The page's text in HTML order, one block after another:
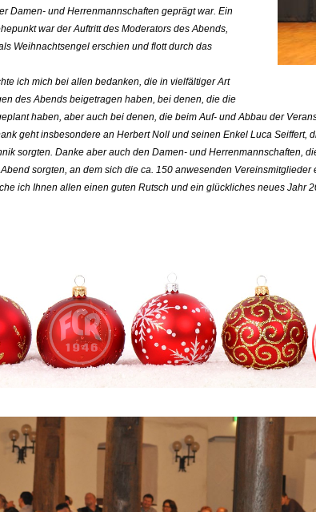
Damen- und Herrenmannschaften geprägt war. Ein
war der Auftritt des Moderators des Abends,
Weihnachtsengel erschien und flott durch das
ich mich bei allen bedanken, die in vielfältiger Art
des Abends beigetragen haben, bei denen, die die
haben, aber auch bei denen, die beim Auf- und Abbau der
geht insbesondere an Herbert Noll und seinen Enkel Luca Seiffert,
sorgten. Danke aber auch den Damen- und Herrenmannschaften,
sorgten, an dem sich die ca. 150 anwesenden Vereinsmitglieder
ich Ihnen allen einen guten Rutsch und ein glückliches neues Jahr